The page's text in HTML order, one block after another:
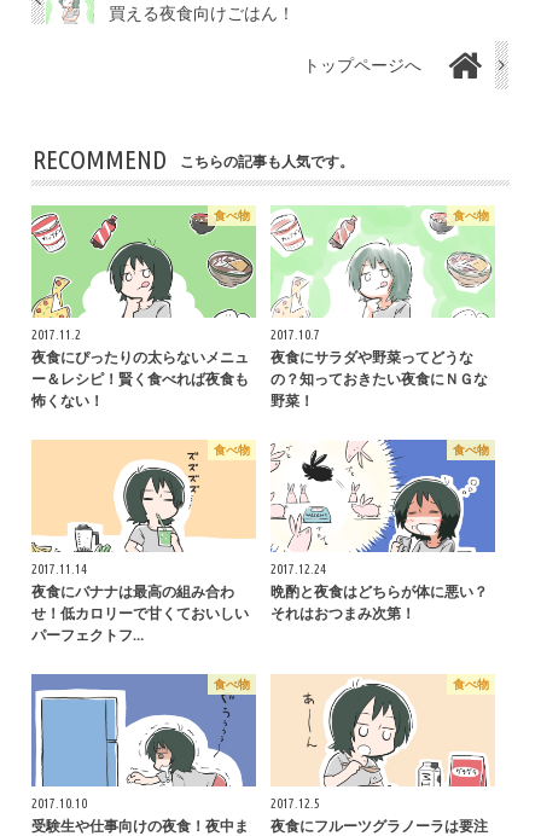
買える夜食向けごはん！
トップページへ
RECOMMEND こちらの記事も人気です。
食べ物
2017.11.2
夜食にぴったりの太らないメニュ
ー＆レシピ！賢く食べれば夜食も
怖くない！
食べ物
2017.10.7
夜食にサラダや野菜ってどうな
の？知っておきたい夜食にＮＧな
野菜！
食べ物
2017.11.14
夜食にバナナは最高の組み合わ
せ！低カロリーで甘くておいしい
パーフェクトフ…
食べ物
2017.12.24
晩酌と夜食はどちらが体に悪い？
それはおつまみ次第！
食べ物
2017.10.10
受験生や仕事向けの夜食！夜中ま
食べ物
2017.12.5
夜食にフルーツグラノーラは要注